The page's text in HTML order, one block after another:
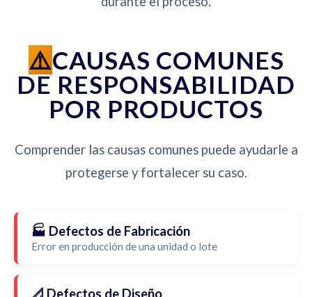
CAUSAS COMUNES
DE RESPONSABILIDAD
POR PRODUCTOS
Comprender las causas comunes puede ayudarle a
protegerse y fortalecer su caso.
🏭 Defectos de Fabricación
Error en producción de una unidad o lote
📐 Defectos de Diseño